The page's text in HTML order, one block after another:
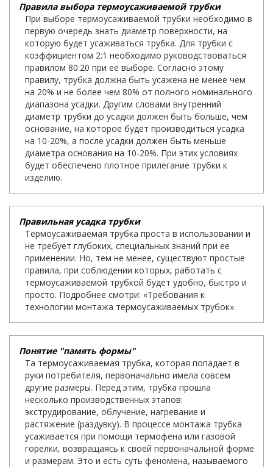
Правила выбора термоусаживаемой трубки
При выборе термоусаживаемой трубки необходимо в
первую очередь знать диаметр поверхности, на
которую будет усаживаться трубка. Для трубки с
коэффициентом 2:1 необходимо руководствоваться
правилом 80:20 при ее выборе. Согласно этому
правилу, трубка должна быть усажена не менее чем
на 20% и не более чем 80% от полного номинального
диапазона усадки. Другим словами внутренний
диаметр трубки до усадки должен быть больше, чем
основание, на которое будет производиться усадка
на 10-20%, а после усадки должен быть меньше
диаметра основания на 10-20%. При этих условиях
будет обеспечено плотное прилегание трубки к
изделию.
Правильная усадка трубки
Термоусаживаемая трубка проста в использовании и
не требует глубоких, специальных знаний при ее
применении. Но, тем не менее, существуют простые
правила, при соблюдении которых, работать с
термоусаживаемой трубкой будет удобно, быстро и
просто. Подробнее смотри: «Требования к
технологии монтажа термоусаживаемых трубок».
Понятие "память формы"
Та термоусаживаемая трубка, которая попадает в
руки потребителя, первоначально имела совсем
другие размеры. Перед этим, трубка прошла
несколько производственных этапов:
экструдирование, облучение, нагревание и
растяжение (раздувку). В процессе монтажа трубка
усаживается при помощи термофена или газовой
горелки, возвращаясь к своей первоначальной форме
и размерам. Это и есть суть феномена, называемого